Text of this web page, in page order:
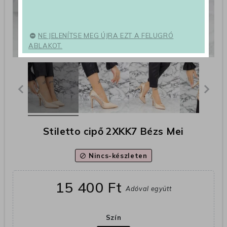
Stiletto cipő 2XKK7 Bézs Mei
block Nincs-készleten
15 400 FtAdóval együtt
Szín
NE JELENÍTSE MEG ÚJRA EZT A FELUGRÓ
ABLAKOT.